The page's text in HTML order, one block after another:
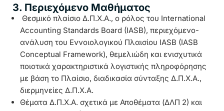
3. Περιεχόμενο Μαθήματος
Θεσμικό πλαίσιο Δ.Π.Χ.Α., ο ρόλος του International
Accounting Standards Board (IASB), περιεχόμενο-
ανάλυση του Εννοιολογικού Πλαισίου IASB (IASB
Conceptual Framework), θεμελιώδη και ενισχυτικά
ποιοτικά χαρακτηριστικά λογιστικής πληροφόρησης
με βάση το Πλαίσιο, διαδικασία σύνταξης Δ.Π.Χ.Α.,
διερμηνείες Δ.Π.Χ.Α.
Θέματα Δ.Π.Χ.Α. σχετικά με Αποθέματα (ΔΛΠ 2) και